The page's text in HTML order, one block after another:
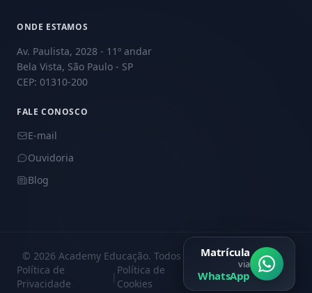
ONDE ESTAMOS
Av. Paulista, 2028 - 11º andar
Bela Vista, São Paulo - SP
CEP: 01310-200
FALE CONOSCO
E-mail
Ouvidoria
Blog
© 2026 Academy Educação. Todos os direitos reservados.
Política de
Privacidade
|
Política de
Cookies
|
Central de
Privacidade
Matrícula
via
WhatsApp